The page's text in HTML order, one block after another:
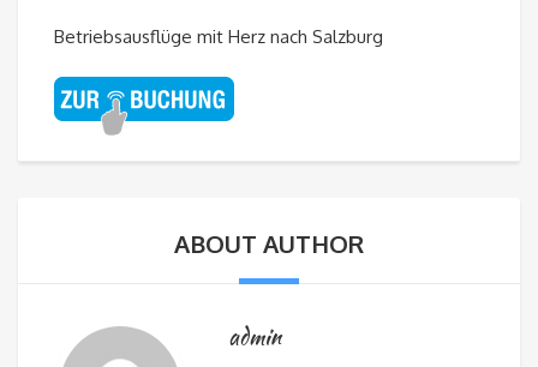
Betriebsausflüge mit Herz nach Salzburg
ABOUT AUTHOR
admin